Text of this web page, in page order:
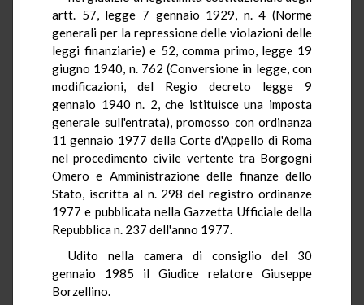
artt. 57, legge 7 gennaio 1929, n. 4 (Norme
generali per la repressione delle violazioni delle
leggi finanziarie) e 52, comma primo, legge 19
giugno 1940, n. 762 (Conversione in legge, con
modificazioni, del Regio decreto legge 9
gennaio 1940 n. 2, che istituisce una imposta
generale sull'entrata), promosso con ordinanza
11 gennaio 1977 della Corte d'Appello di Roma
nel procedimento civile vertente tra Borgogni
Omero e Amministrazione delle finanze dello
Stato, iscritta al n. 298 del registro ordinanze
1977 e pubblicata nella Gazzetta Ufficiale della
Repubblica n. 237 dell'anno 1977.
Udito nella camera di consiglio del 30
gennaio 1985 il Giudice relatore Giuseppe
Borzellino.